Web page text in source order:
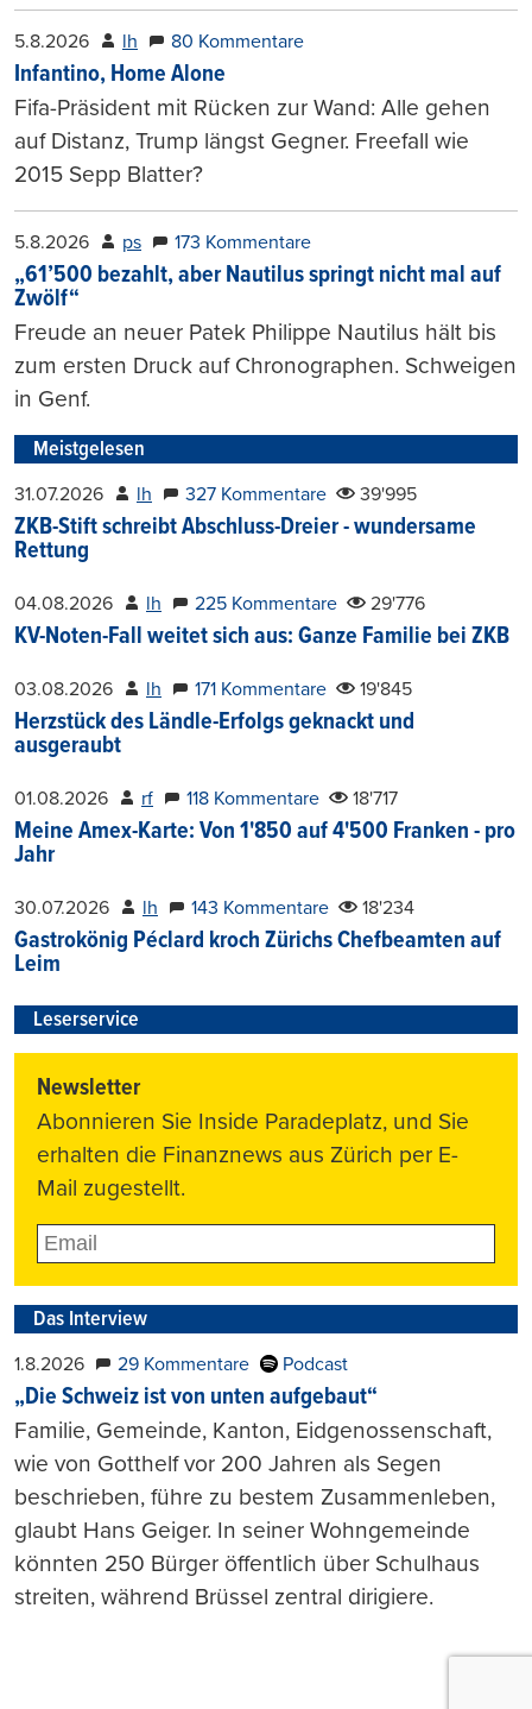
5.8.2026 lh 80 Kommentare
Infantino, Home Alone
Fifa-Präsident mit Rücken zur Wand: Alle gehen
auf Distanz, Trump längst Gegner. Freefall wie
2015 Sepp Blatter?
5.8.2026 ps 173 Kommentare
„61’500 bezahlt, aber Nautilus springt nicht mal auf
Zwölf“
Freude an neuer Patek Philippe Nautilus hält bis
zum ersten Druck auf Chronographen. Schweigen
in Genf.
Meistgelesen
31.07.2026 lh 327 Kommentare 39'995
ZKB-Stift schreibt Abschluss-Dreier - wundersame
Rettung
04.08.2026 lh 225 Kommentare 29'776
KV-Noten-Fall weitet sich aus: Ganze Familie bei ZKB
03.08.2026 lh 171 Kommentare 19'845
Herzstück des Ländle-Erfolgs geknackt und
ausgeraubt
01.08.2026 rf 118 Kommentare 18'717
Meine Amex-Karte: Von 1'850 auf 4'500 Franken - pro
Jahr
30.07.2026 lh 143 Kommentare 18'234
Gastrokönig Péclard kroch Zürichs Chefbeamten auf
Leim
Leserservice
Newsletter
Abonnieren Sie Inside Paradeplatz, und Sie
erhalten die Finanznews aus Zürich per E-
Mail zugestellt.
Das Interview
1.8.2026 29 Kommentare Podcast
„Die Schweiz ist von unten aufgebaut“
Familie, Gemeinde, Kanton, Eidgenossenschaft,
wie von Gotthelf vor 200 Jahren als Segen
beschrieben, führe zu bestem Zusammenleben,
glaubt Hans Geiger. In seiner Wohngemeinde
könnten 250 Bürger öffentlich über Schulhaus
streiten, während Brüssel zentral dirigiere.